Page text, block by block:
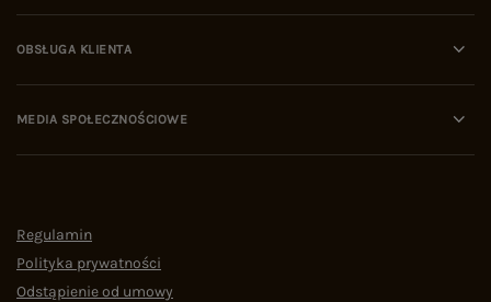
OBSŁUGA KLIENTA
MEDIA SPOŁECZNOŚCIOWE
Regulamin
Polityka prywatności
Odstąpienie od umowy